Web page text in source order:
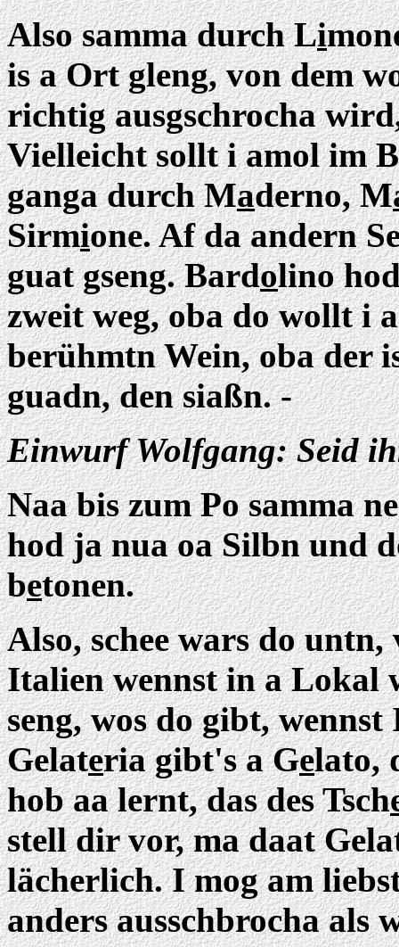
Also samma durch Li
is a Ort gleng, von dem
richtig ausgschrocha
Vielleicht sollt i amol im
ganga durch Maderno, M
Sirmione. Af da andern
guat gseng. Bardolino
zweit weg, oba do wollt i
berühmtn Wein, oba der
guadn, den siaßn. -
Einwurf Wolfgang: Seid
Naa bis zum Po samma
hod ja nua oa Silbn und
betonen.
Also, schee wars do
Italien wennst in a Lokal
seng, wos do gibt,
Gelateria gibt's a Gelato,
hob aa lernt, das des Tsch
stell dir vor, ma daat
lächerlich. I mog am
anders ausschbrocha als